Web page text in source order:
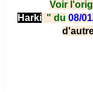
Voir
Harki " du 08/